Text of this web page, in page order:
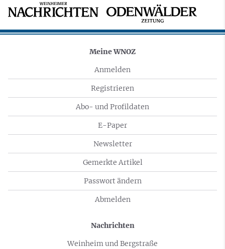
Meine WNOZ
Anmelden
Registrieren
Abo- und Profildaten
E-Paper
Newsletter
Gemerkte Artikel
Passwort ändern
Abmelden
Nachrichten
Weinheim und Bergstraße